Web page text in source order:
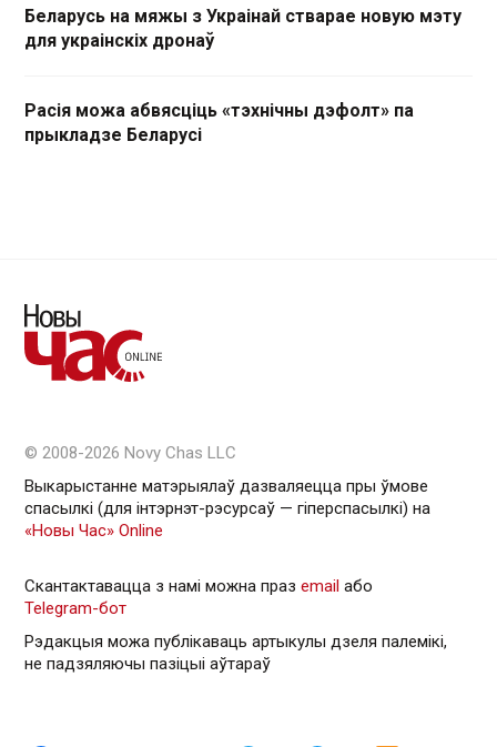
Беларусь на мяжы з Украінай стварае новую мэту
для украінскіх дронаў
Расія можа абвясціць «тэхнічны дэфолт» па
прыкладзе Беларусі
© 2008-2026 Novy Chas LLC
Выкарыстанне матэрыялаў дазваляецца пры ўмове
спасылкі (для інтэрнэт-рэсурсаў — гiперспасылкi) на
«Новы Час» Online
Скантактавацца з намі можна праз email або
Telegram-бот
Рэдакцыя можа публікаваць артыкулы дзеля палемікі,
не падзяляючы пазіцыі аўтараў